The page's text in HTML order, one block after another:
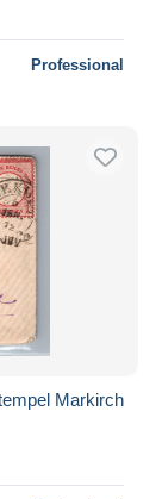
Professional
Markirch